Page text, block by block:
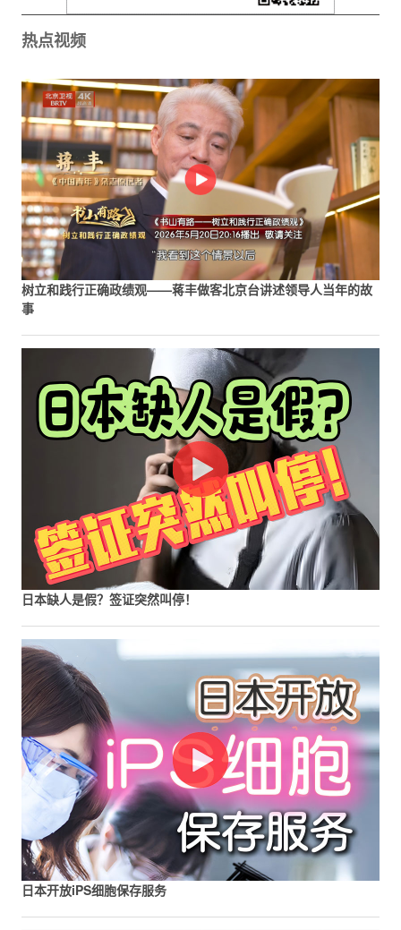
热点视频
树立和践行正确政绩观——蒋丰做客北京台讲述领导人当年的故
事
日本缺人是假？签证突然叫停！
日本开放iPS细胞保存服务